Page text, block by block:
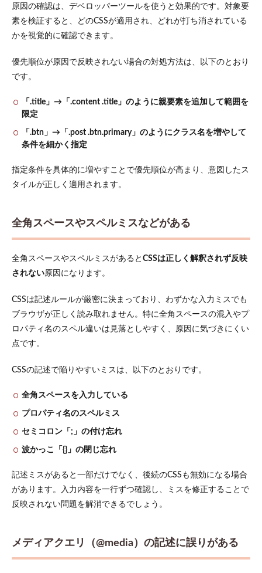
原因の確認は、デベロッパーツールを使うと効果的です。対象要
素を検証すると、どのCSSが適用され、どれが打ち消されている
かを視覚的に確認できます。
優先順位が原因で反映されない場合の対処方法は、以下のとおり
です。
「.title」→「.content .title」のように親要素を追加して範囲を
限定
「.btn」→「.post .btn.primary」のようにクラス名を増やして
条件を細かく指定
指定条件を具体的に増やすことで優先順位が高まり、意図したス
タイルが正しく適用されます。
全角スペースやスペルミスなどがある
全角スペースやスペルミスがあると CSSは正しく解釈されず反映
されない原因になります。
CSSは記述ルールが厳密に決まっており、わずかな入力ミスでも
ブラウザが正しく読み取れません。特に全角スペースの混入やプ
ロパティ名のスペル違いは見落としやすく、原因に気づきにくい
点です。
CSSの記述で陥りやすいミスは、以下のとおりです。
全角スペースを入力している
プロパティ名のスペルミス
セミコロン「;」の付け忘れ
波かっこ「{}」の閉じ忘れ
記述ミスがあると一部だけでなく、後続のCSSも無効になる場合
があります。入力内容を一行ずつ確認し、ミスを修正することで
反映されない問題を解消できるでしょう。
メディアクエリ（@media）の記述に誤りがある